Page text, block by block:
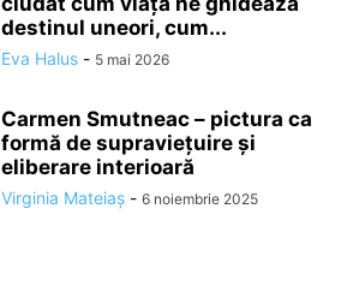
destinul uneori, cum...
Eva Halus - 5 mai 2026
Carmen Smutneac – pictura ca
formă de supraviețuire și
eliberare interioară
Virginia Mateiaș - 6 noiembrie 2025